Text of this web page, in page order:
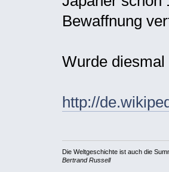
Bewaffnung
Wurde
http://
Die Weltgeschichte ist auch die
Bertrand Russell